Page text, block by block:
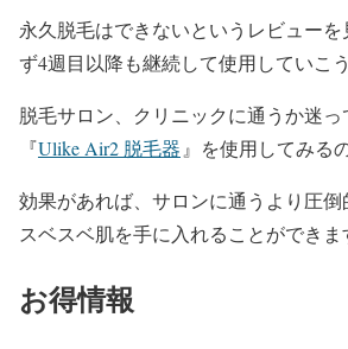
永久脱毛はできないというレビューを
ず4週目以降も継続して使用していこ
脱毛サロン、クリニックに通うか迷っ
『Ulike Air2 脱毛器 』を使用してみる
効果があれば、サロンに通うより圧倒
スベスベ肌を手に入れることができま
お得情報